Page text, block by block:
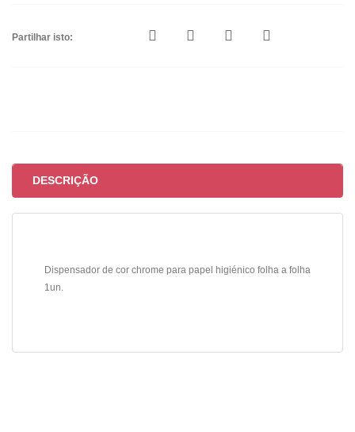
Partilhar isto:
DESCRIÇÃO
Dispensador de cor chrome para papel higiénico folha a folha
1un.